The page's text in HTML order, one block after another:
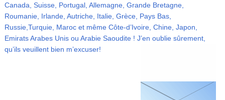
Canada, Suisse, Portugal, Allemagne, Grande Bretagne,
Roumanie, Irlande, Autriche, Italie, Grèce, Pays Bas,
Russie,Turquie, Maroc et même Côte-d’Ivoire, Chine, Japon,
Emirats Arabes Unis ou Arabie Saoudite ! J’en oublie sûrement,
qu’ils veuillent bien m’excuser!